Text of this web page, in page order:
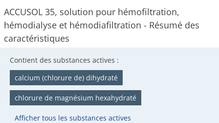
ACCUSOL 35, solution pour hémofiltration,
hémodialyse et hémodiafiltration - Résumé des
caractéristiques
Contient des substances actives :
calcium (chlorure de) dihydraté
chlorure de magnésium hexahydraté
Afficher tous les substances actives